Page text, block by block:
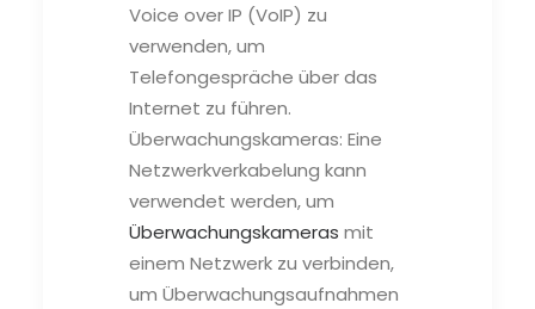
Voice over IP (VoIP) zu
verwenden, um
Telefongespräche über das
Internet zu führen.
Überwachungskameras: Eine
Netzwerkverkabelung kann
verwendet werden, um
Überwachungskameras mit
einem Netzwerk zu verbinden,
um Überwachungsaufnahmen